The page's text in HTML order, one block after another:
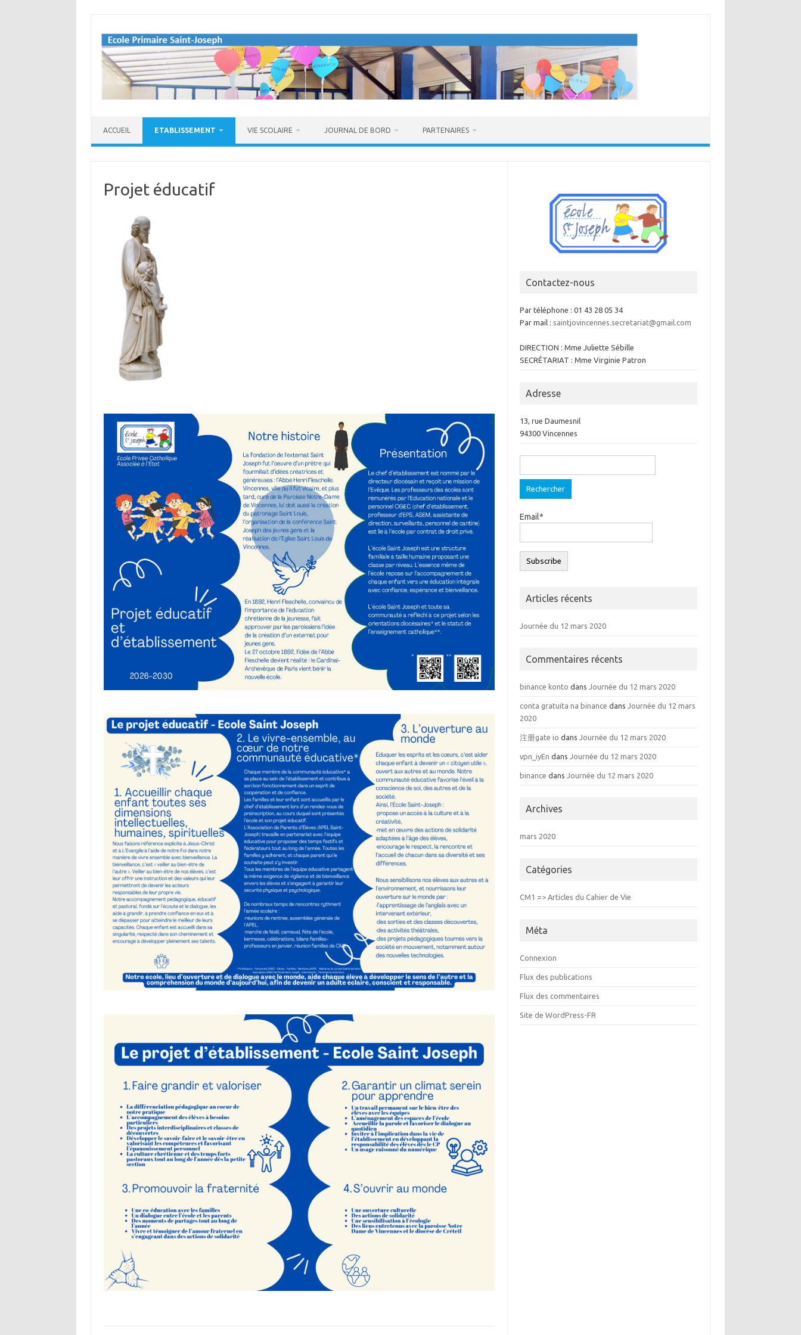
contenu
ACCUEIL ETABLISSEMENT VIE SCOLAIRE JOURNAL DE BORD PARTENAIRES
Projet éducatif
Contactez-nous
Par téléphone : 01 43 28 05 34
Par mail : saintjovincennes.secretariat@gmail.com
DIRECTION : Mme Juliette Sébille
SECRÉTARIAT : Mme Virginie Patron
Adresse
13, rue Daumesnil
94300 Vincennes
Email*
Articles récents
Journée du 12 mars 2020
Commentaires récents
binance konto dansJournée du 12 mars 2020
conta gratuita na binance dansJournée du 12 mars
2020
注册gate io dansJournée du 12 mars 2020
vpn_iyEn dansJournée du 12 mars 2020
binance dansJournée du 12 mars 2020
Archives
mars 2020
Catégories
CM1 => Articles du Cahier de Vie
Méta
Connexion
Flux des publications
Flux des commentaires
Site de WordPress-FR